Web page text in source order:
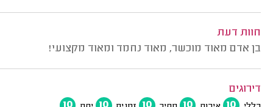
חוות דעת
בן אדם מאוד מוכשר, מאוד נחמד ומאוד מקצועי!
דירוגים